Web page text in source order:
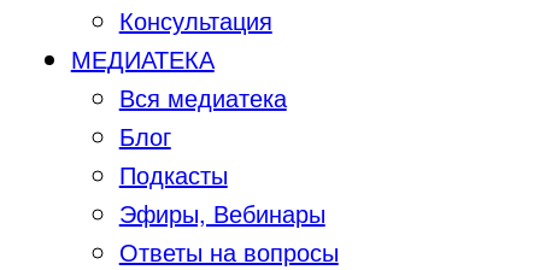
Консультация
МЕДИАТЕКА
Вся медиатека
Блог
Подкасты
Эфиры, Вебинары
Ответы на вопросы